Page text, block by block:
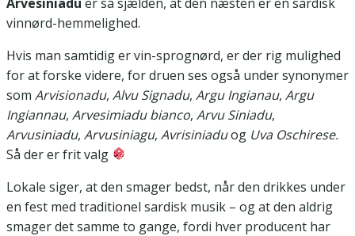
vinnørd-hemmelighed.
Hvis man samtidig er vin-sprognørd, er der rig mulighed
for at forske videre, for druen ses også under synonymer
som Arvisionadu, Alvu Signadu, Argu Ingianau, Argu
Ingiannau, Arvesimiadu bianco, Arvu Siniadu,
Arvusiniadu, Arvusiniagu, Avrisiniaduog Uva Oschirese.
Så der er frit valg
Lokale siger, at den smager bedst, når den drikkes under
en fest med traditionel sardisk musik – og at den aldrig
smager det samme to gange, fordi hver producent har